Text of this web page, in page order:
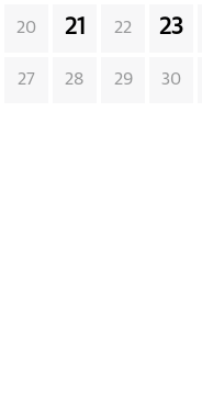
20 21 22 23
27 28 29 30